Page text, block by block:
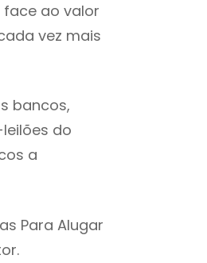
ao valor
vez mais
bancos,
do
a
Para Alugar